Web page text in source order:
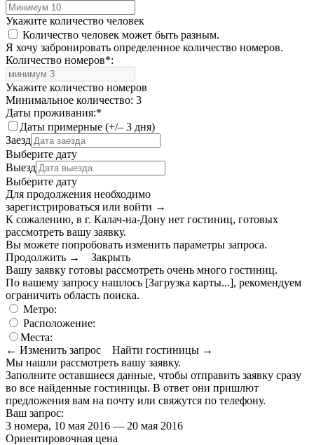
Укажите количество человек
Количество человек может быть разным.
Я хочу забронировать определенное количество номеров.
Количество номеров*:
Укажите количество номеров
Минимальное количество: 3
Даты проживания:*
Даты примерные (+/– 3 дня)
Заезд
Выберите дату
Выезд
Выберите дату
Для продолжения необходимо
зарегистрироваться или войти →
К сожалению, в г. Калач-на-Дону нет гостиниц, готовых
рассмотреть вашу заявку.
Вы можете попробовать изменить параметры запроса.
Продолжить →
Закрыть
Вашу заявку готовы рассмотреть очень много гостиниц.
По вашему запросу нашлось [Загрузка карты...], рекомендуем
ограничить область поиска.
Метро:
Расположение:
Места:
← Изменить запрос
Найти гостиницы →
Мы нашли рассмотреть вашу заявку.
Заполните оставшиеся данные, чтобы отправить заявку сразу
во все найденные гостиницы. В ответ они пришлют
предложения вам на почту или свяжутся по телефону.
Ваш запрос:
3 номера, 10 мая 2016 — 20 мая 2016
Ориентировочная цена